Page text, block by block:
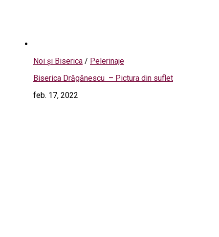
Noi și Biserica / Pelerinaje
Biserica Drăgănescu – Pictura din suflet
feb. 17, 2022